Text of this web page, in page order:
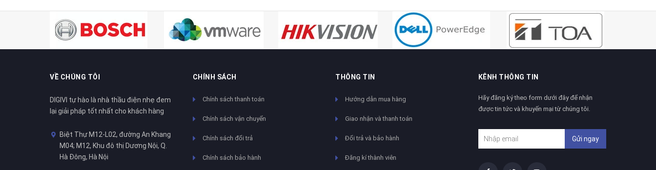
VỀ CHÚNG TÔI
DIGIVI tự hào là nhà thầu điện nhẹ đem
lại giải pháp tốt nhất cho khách hàng
Biệt Thự M12-L02, đường An Khang
M04; M12, Khu đô thị Dương Nội, Q.
Hà Đông, Hà Nội
CHÍNH SÁCH
Chính sách thanh toán
Chính sách vận chuyển
Chính sách đổi trả
Chính sách bảo hành
THÔNG TIN
Hướng dẫn mua hàng
Giao nhận và thanh toán
Đổi trả và bảo hành
Đăng kí thành viên
KÊNH THÔNG TIN
Hãy đăng ký theo form dưới đây để nhận
được tin tức và khuyến mại từ chúng tôi.
Gửi ngay